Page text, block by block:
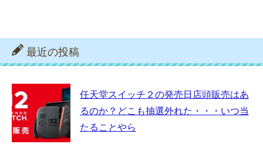
最近の投稿
任天堂スイッチ２の発売日店頭販売はあ
るのか？どこも抽選外れた・・・いつ当
たることやら